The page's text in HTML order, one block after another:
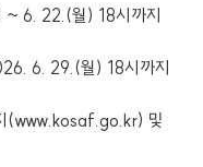
6. 22.(월) 18시까지
6. 29.(월) 18시까지
(www.kosaf.go.kr) 및